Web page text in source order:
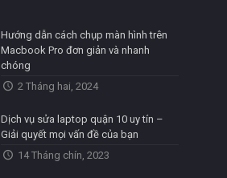
Hướng dẫn cách chụp màn hình trên
Macbook Pro đơn giản và nhanh
chóng
2 Tháng hai, 2024
Dịch vụ sửa laptop quận 10 uy tín –
Giải quyết mọi vấn đề của bạn
14 Tháng chín, 2023